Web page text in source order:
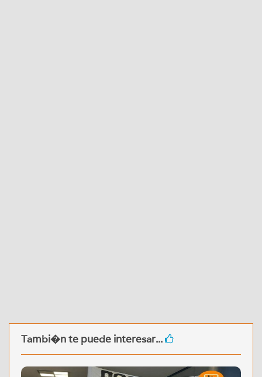
Tambi�n te puede interesar...